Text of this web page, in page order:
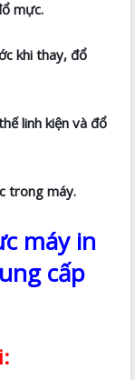
mực.
khi thay, đổ
linh kiện và đổ
trong máy.
máy in
cấp